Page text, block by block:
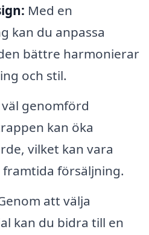
Med en
kan du anpassa
bättre harmonierar
och stil.
väl genomförd
kan öka
vilket kan vara
försäljning.
att välja
kan du bidra till en